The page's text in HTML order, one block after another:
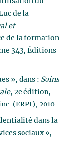
de la
et
de la formation
343, Éditions
», dans : Soins
, 2e édition,
(ERPI), 2010
dans la
sociaux »,